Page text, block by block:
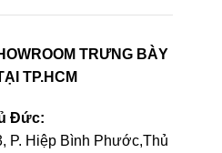
TRƯNG BÀY
TP.HCM
Đức:
P. Hiệp Bình Phước,Thủ